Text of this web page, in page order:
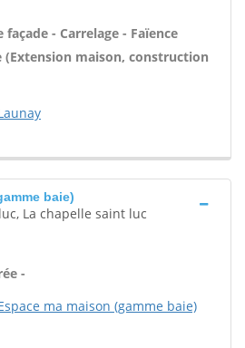
façade - Carrelage - Faïence
(Extension maison, construction
baie)
La chapelle saint luc
-
ma maison (gamme baie)